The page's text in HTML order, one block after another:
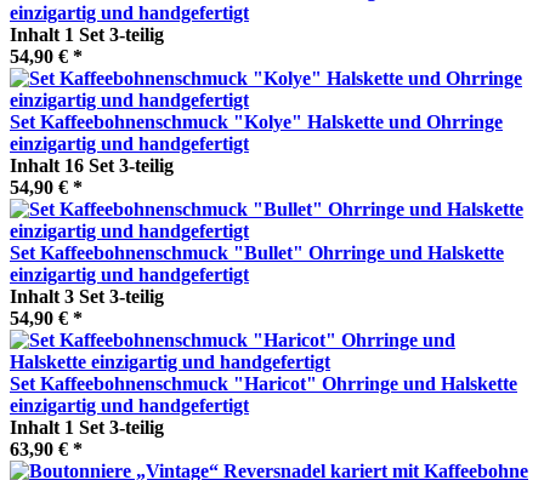
einzigartig und handgefertigt
Inhalt 1 Set 3-teilig
54,90 € *
Set Kaffeebohnenschmuck "Kolye" Halskette und Ohrringe
einzigartig und handgefertigt
Inhalt 16 Set 3-teilig
54,90 € *
Set Kaffeebohnenschmuck "Bullet" Ohrringe und Halskette
einzigartig und handgefertigt
Inhalt 3 Set 3-teilig
54,90 € *
Set Kaffeebohnenschmuck "Haricot" Ohrringe und Halskette
einzigartig und handgefertigt
Inhalt 1 Set 3-teilig
63,90 € *